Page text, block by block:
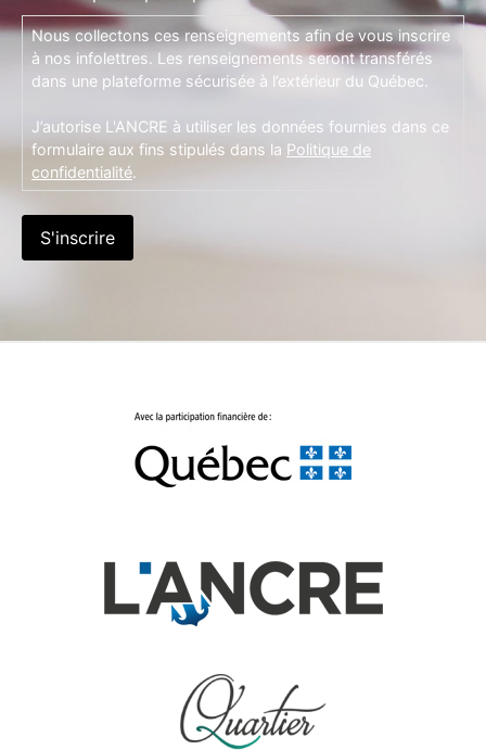
Nous collectons ces renseignements afin de vous inscrire
à nos infolettres. Les renseignements seront transférés
dans une plateforme sécurisée à l’extérieur du Québec.
J’autorise L'ANCRE à utiliser les données fournies dans ce
formulaire aux fins stipulés dans la Politique de
confidentialité.
S'inscrire